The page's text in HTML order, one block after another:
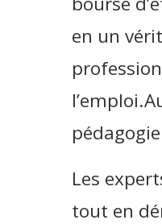
en un
Les
tout en